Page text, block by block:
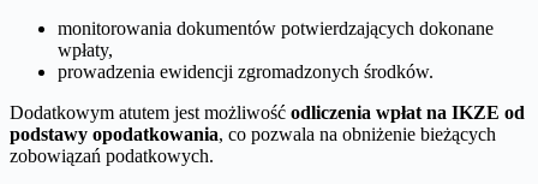
monitorowania dokumentów potwierdzających dokonane
wpłaty,
prowadzenia ewidencji zgromadzonych środków.
Dodatkowym atutem jest możliwość odliczenia wpłat na IKZE od
podstawy opodatkowania, co pozwala na obniżenie bieżących
zobowiązań podatkowych.